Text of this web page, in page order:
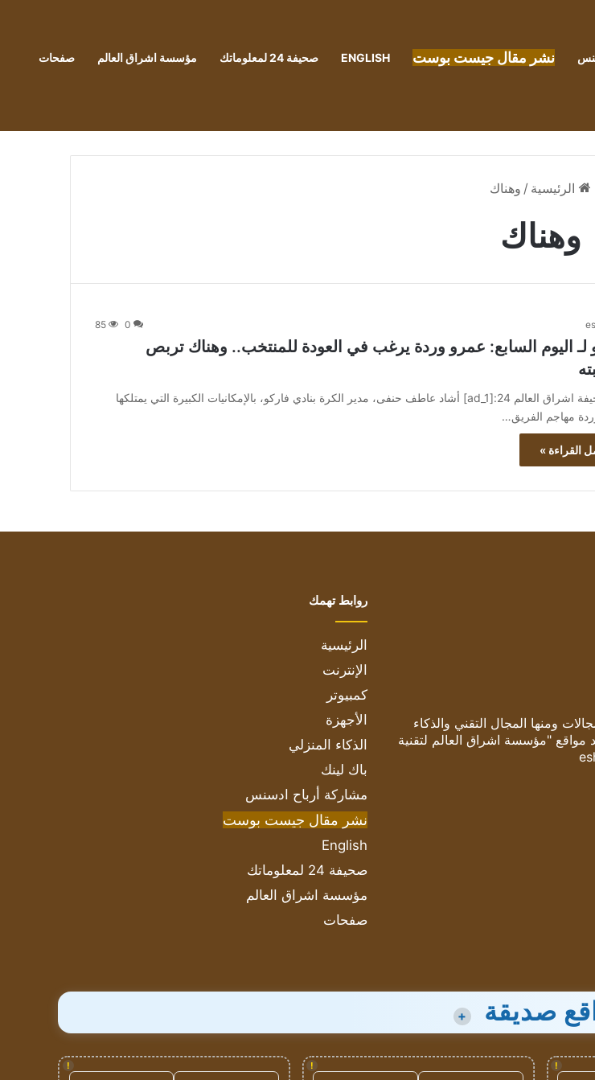
نشر مقال جيست بوست ENGLISH صحيفة 24 لمعلوماتك مؤسسة اشراق العالم صفحات
الرئيسية / وهناك
وهناك
0
85
لـ اليوم السابع: عمرو وردة يرغب في العودة للمنتخب.. وهناك تربص
من صحيفة اشراق العالم 24:[ad_1] أشاد عاطف حنفى، مدير الكرة بنادي فاركو، بالإمكانيات الكبيرة التي يمتلكها
مهاجم الفريق…
القراءة »
ومنها المجال التقني والذكاء
مواقع "مؤسسة اشراق العالم لتقنية
روابط تهمك
الرئيسية
الإنترنت
كمبيوتر
الأجهزة
الذكاء المنزلي
باك لينك
مشاركة أرباح ادسنس
نشر مقال جيست بوست
English
صحيفة 24 لمعلوماتك
مؤسسة اشراق العالم
صفحات
صديقة +
!
!
!